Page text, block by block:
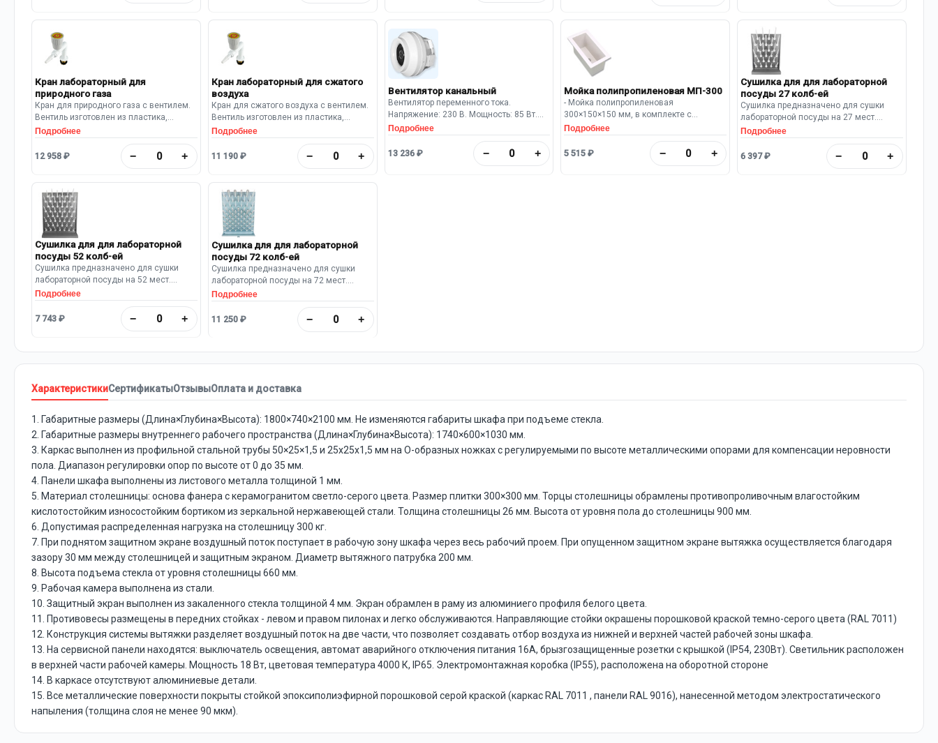
медные, диаметром 10 мм. Вентиль
имеет химически стойкое эпоксидно-
полимерное покрытие.
Кран лабораторный для
природного газа
Кран для природного газа с вентилем.
Вентиль изготовлен из пластика,
устойчивого к воздействию кислот.
Монтируется на заднюю панель
вытяжной камеры шкафа. Длина
Подробнее
12 958 ₽ − +
Кран лабораторный для сжатого
воздуха
Кран для сжатого воздуха с вентилем.
Вентиль изготовлен из пластика,
устойчивого к воздействию кислот.
Монтируется на заднюю панель
вытяжной камеры шкафа. Длина
Подробнее
11 190 ₽ − +
Вентилятор канальный
Вентилятор переменного тока.
Напряжение: 230 В. Мощность: 85 Вт.
Использование в температурном
диапазоне от -15 °C до +60 °C.
Максимальный уровень шума: 59 дБА.
Подробнее
13 236 ₽ − +
Мойка полипропиленовая МП-300
- Мойка полипропиленовая
300×150×150 мм, в комплекте с
сифоном и гофрошлангом. Внутренний
размер чаши 250х100х150 мм
Подробнее
5 515 ₽ − +
Сушилка для для лабораторной
посуды 27 колб-ей
Сушилка предназначено для сушки
лабораторной посуды на 27 мест.
Материал: полипропилен. Цвет: серый.
Размеры: 400х110х555 Имеется
полипропиленовый поддон.
Подробнее
6 397 ₽ − +
Сушилка для для лабораторной
посуды 52 колб-ей
Сушилка предназначено для сушки
лабораторной посуды на 52 мест.
Материал: полипропилен. Цвет: серый
Размеры: 550х120х700 мм Имеется
полипропиленовый поддон.
Подробнее
7 743 ₽ − +
Сушилка для для лабораторной
посуды 72 колб-ей
Сушилка предназначено для сушки
лабораторной посуды на 72 мест.
Материал: полипропилен. Цвет:
голубой. Размеры: 450х630х110 мм.
Имеется полипропиленовый поддон.
Подробнее
11 250 ₽ − +
ХарактеристикиСертификатыОтзывыОплата и доставка
1. Габаритные размеры (Длина×Глубина×Высота): 1800×740×2100 мм. Не изменяются габариты шкафа при подъеме стекла.
2. Габаритные размеры внутреннего рабочего пространства (Длина×Глубина×Высота): 1740×600×1030 мм.
3. Каркас выполнен из профильной стальной трубы 50×25×1,5 и 25х25х1,5 мм на О-образных ножках с регулируемыми по высоте металлическими опорами для компенсации неровности
пола. Диапазон регулировки опор по высоте от 0 до 35 мм.
4. Панели шкафа выполнены из листового металла толщиной 1 мм.
5. Материал столешницы: основа фанера с керамогранитом светло-серого цвета. Размер плитки 300×300 мм. Торцы столешницы обрамлены противопроливочным влагостойким
кислотостойким износостойким бортиком из зеркальной нержавеющей стали. Толщина столешницы 26 мм. Высота от уровня пола до столешницы 900 мм.
6. Допустимая распределенная нагрузка на столешницу 300 кг.
7. При поднятом защитном экране воздушный поток поступает в рабочую зону шкафа через весь рабочий проем. При опущенном защитном экране вытяжка осуществляется благодаря
зазору 30 мм между столешницей и защитным экраном. Диаметр вытяжного патрубка 200 мм.
8. Высота подъема стекла от уровня столешницы 660 мм.
9. Рабочая камера выполнена из стали.
10. Защитный экран выполнен из закаленного стекла толщиной 4 мм. Экран обрамлен в раму из алюминиего профиля белого цвета.
11. Противовесы размещены в передних стойках - левом и правом пилонах и легко обслуживаются. Направляющие стойки окрашены порошковой краской темно-серого цвета (RAL 7011)
12. Конструкция системы вытяжки разделяет воздушный поток на две части, что позволяет создавать отбор воздуха из нижней и верхней частей рабочей зоны шкафа.
13. На сервисной панели находятся: выключатель освещения, автомат аварийного отключения питания 16А, брызгозащищенные розетки с крышкой (IP54, 230Вт). Светильник расположен
в верхней части рабочей камеры. Мощность 18 Вт, цветовая температура 4000 К, IP65. Электромонтажная коробка (IP55), расположена на оборотной стороне
14. В каркасе отсутствуют алюминиевые детали.
15. Все металлические поверхности покрыты стойкой эпоксиполиэфирной порошковой серой краской (каркас RAL 7011 , панели RAL 9016), нанесенной методом электростатического
напыления (толщина слоя не менее 90 мкм).